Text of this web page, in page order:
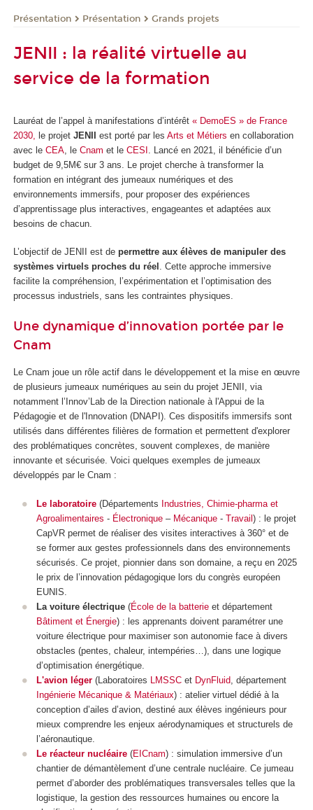
Présentation Présentation Grands projets
JENII : la réalité virtuelle au
service de la formation
Lauréat de l’appel à manifestations d’intérêt « DemoES » de France
2030, le projet JENII est porté par les Arts et Métiers en collaboration
avec le CEA , le Cnam et le CESI . Lancé en 2021, il bénéficie d’un
budget de 9,5M€ sur 3 ans. Le projet cherche à transformer la
formation en intégrant des jumeaux numériques et des
environnements immersifs, pour proposer des expériences
d’apprentissage plus interactives, engageantes et adaptées aux
besoins de chacun.
L’objectif de JENII est de permettre aux élèves de manipuler des
systèmes virtuels proches du réel . Cette approche immersive
facilite la compréhension, l’expérimentation et l’optimisation des
processus industriels, sans les contraintes physiques.
Une dynamique d’innovation portée par le
Cnam
Le Cnam joue un rôle actif dans le développement et la mise en œuvre
de plusieurs jumeaux numériques au sein du projet JENII, via
notamment l’Innov’Lab de la Direction nationale à l'Appui de la
Pédagogie et de l'Innovation (DNAPI). Ces dispositifs immersifs sont
utilisés dans différentes filières de formation et permettent d'explorer
des problématiques concrètes, souvent complexes, de manière
innovante et sécurisée. Voici quelques exemples de jumeaux
développés par le Cnam :
Le laboratoire (Départements Industries, Chimie-pharma et
Agroalimentaires - Électronique– Mécanique- Travail) : le projet
CapVR permet de réaliser des visites interactives à 360° et de
se former aux gestes professionnels dans des environnements
sécurisés. Ce projet, pionnier dans son domaine, a reçu en 2025
le prix de l’innovation pédagogique lors du congrès européen
EUNIS.
La voiture électrique (École de la batterieet département
Bâtiment et Énergie) : les apprenants doivent paramétrer une
voiture électrique pour maximiser son autonomie face à divers
obstacles (pentes, chaleur, intempéries…), dans une logique
d’optimisation énergétique.
L'avion léger (Laboratoires LMSSC et DynFluid, département
Ingénierie Mécanique & Matériaux) : atelier virtuel dédié à la
conception d’ailes d’avion, destiné aux élèves ingénieurs pour
mieux comprendre les enjeux aérodynamiques et structurels de
l’aéronautique.
Le réacteur nucléaire (EICnam) : simulation immersive d’un
chantier de démantèlement d’une centrale nucléaire. Ce jumeau
permet d’aborder des problématiques transversales telles que la
logistique, la gestion des ressources humaines ou encore la